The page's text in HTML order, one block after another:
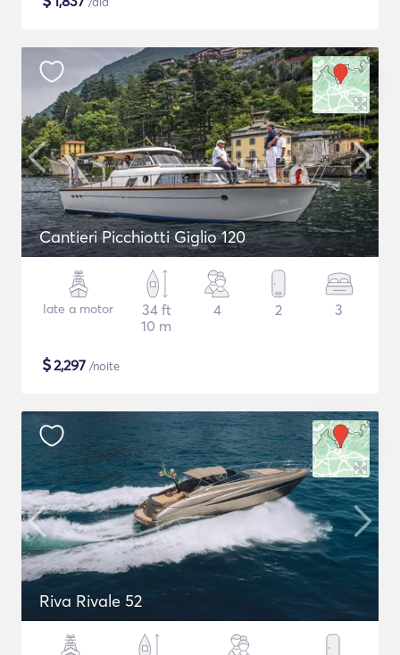
Cantieri Picchiotti Giglio 120
Iate a motor
34 ft
10 m
4 2 3
$2,297 /noite
Riva Rivale 52